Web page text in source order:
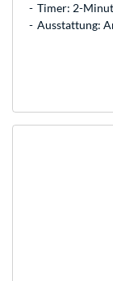
Timer: 2-
Ausstattung: